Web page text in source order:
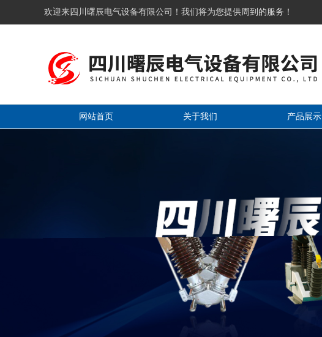
欢迎来四川曙辰电气设备有限公司！我们将为您提供周到的服务！
网站首页 关于我们 产品展示